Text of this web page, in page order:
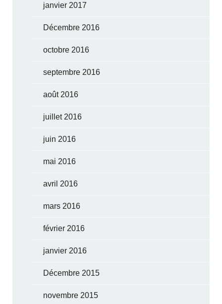
janvier 2017
Décembre 2016
octobre 2016
septembre 2016
août 2016
juillet 2016
juin 2016
mai 2016
avril 2016
mars 2016
février 2016
janvier 2016
Décembre 2015
novembre 2015